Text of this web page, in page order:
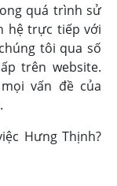
quá trình sử
hệ trực tiếp với
tôi qua số
trên website.
vấn đề của
Hưng Thịnh?